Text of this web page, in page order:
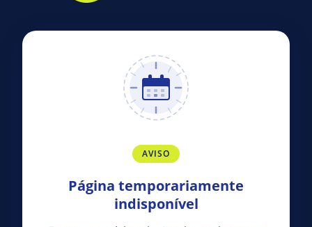
AVISO
Página temporariamente
indisponível